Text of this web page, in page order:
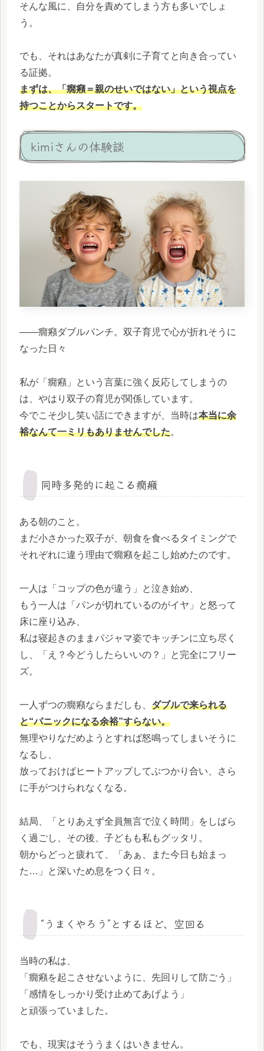
そんな風に、自分を責めてしまう方も多いでしょ
う。
でも、それはあなたが真剣に子育てと向き合ってい
る証拠。
まずは、「癇癪＝親のせいではない」という視点を
持つことからスタートです。
kimiさんの体験談
――癇癪ダブルパンチ。双子育児で心が折れそうに
なった日々
私が「癇癪」という言葉に強く反応してしまうの
は、やはり双子の育児が関係しています。
今でこそ少し笑い話にできますが、当時は本当に余
裕なんて一ミリもありませんでした。
同時多発的に起こる癇癪
ある朝のこと。
まだ小さかった双子が、朝食を食べるタイミングで
それぞれに違う理由で癇癪を起こし始めたのです。
一人は「コップの色が違う」と泣き始め、
もう一人は「パンが切れているのがイヤ」と怒って
床に座り込み、
私は寝起きのままパジャマ姿でキッチンに立ち尽く
し、「え？今どうしたらいいの？」と完全にフリー
ズ。
一人ずつの癇癪ならまだしも、 ダブルで来られる
と“パニックになる余裕”すらない。
無理やりなだめようとすれば怒鳴ってしまいそうに
なるし、
放っておけばヒートアップしてぶつかり合い、さら
に手がつけられなくなる。
結局、「とりあえず全員無言で泣く時間」をしばら
く過ごし、その後、子どもも私もグッタリ。
朝からどっと疲れて、「あぁ、また今日も始まっ
た…」と深いため息をつく日々。
“うまくやろう”とするほど、空回る
当時の私は、
「癇癪を起こさせないように、先回りして防ごう」
「感情をしっかり受け止めてあげよう」
と頑張っていました。
でも、現実はそううまくはいきません。